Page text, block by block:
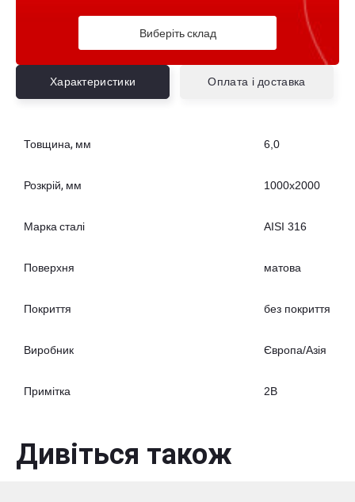
Виберіть склад
Характеристики Оплата і доставка
Товщина, мм 6,0
Розкрій, мм 1000х2000
Марка сталі AISI 316
Поверхня матова
Покриття без покриття
Виробник Європа/Азія
Примітка 2B
Дивіться також